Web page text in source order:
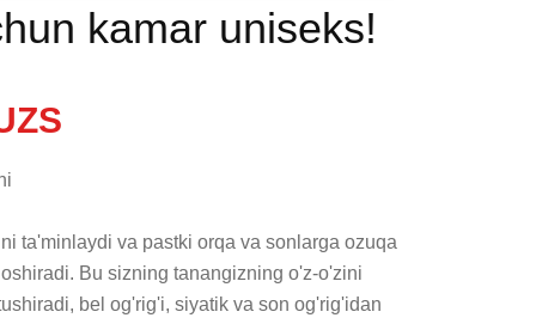
kamar uniseks!
Bu sizning tanangizning o'z-o'zini
bel og'rig'i, siyatik va son og'rig'idan